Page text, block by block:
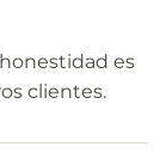
es
clientes.